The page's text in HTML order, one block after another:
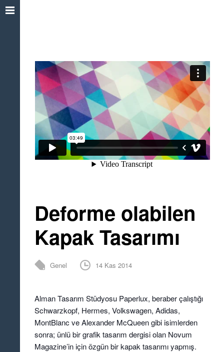
Deforme olabilen
Kapak Tasarımı
Genel 14 Kas 2014
Alman Tasarım Stüdyosu Paperlux, beraber çalıştığı
Schwarzkopf, Hermes, Volkswagen, Adidas,
MontBlanc ve Alexander McQueen gibi isimlerden
sonra; ünlü bir grafik tasarım dergisi olan Novum
Magazine’in için özgün bir kapak tasarımı yapmış.